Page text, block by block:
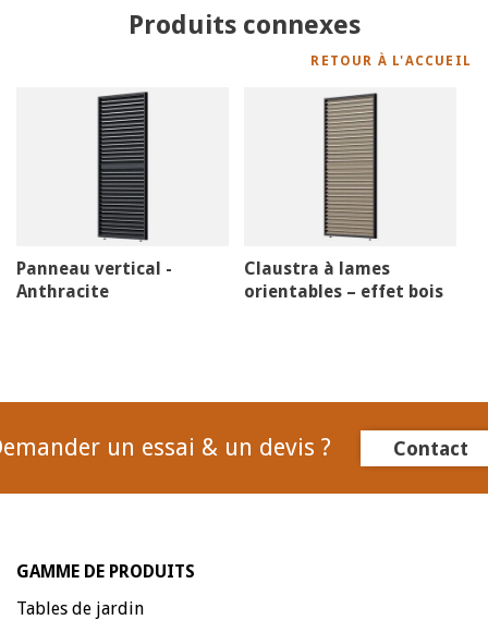
Produits connexes
RETOUR À L'ACCUEIL
Panneau vertical -
Anthracite
Claustra à lames
orientables – effet bois
un essai & un devis ? Contact
GAMME DE PRODUITS
Tables de jardin